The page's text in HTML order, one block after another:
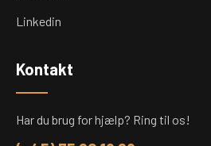
Linkedin
Kontakt
Har du brug for hjælp? Ring til os!